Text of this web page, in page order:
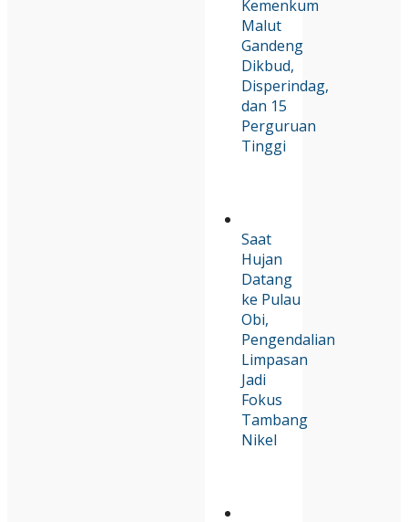
Kemenkum
Malut
Gandeng
Dikbud,
Disperindag,
dan 15
Perguruan
Tinggi
Saat
Hujan
Datang
ke Pulau
Obi,
Pengendalian
Limpasan
Jadi
Fokus
Tambang
Nikel